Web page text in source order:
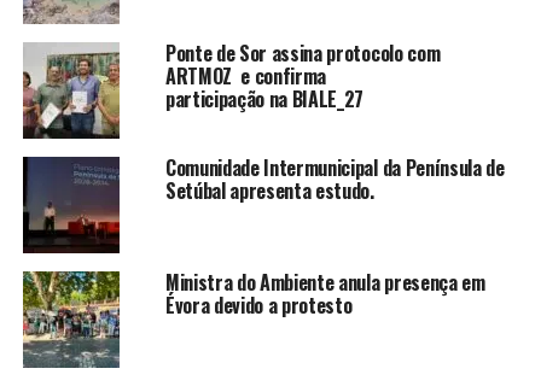
Ponte de Sor assina protocolo com
ARTMOZ e confirma
participação na BIALE_27
Comunidade Intermunicipal da Península de
Setúbal apresenta estudo.
Ministra do Ambiente anula presença em
Évora devido a protesto